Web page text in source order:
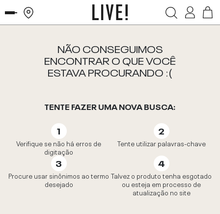
NÃO CONSEGUIMOS
ENCONTRAR O QUE VOCÊ
ESTAVA PROCURANDO :(
TENTE FAZER UMA NOVA BUSCA:
Verifique se não há erros de
digitação
Tente utilizar palavras-chave
Procure usar sinônimos ao termo
desejado
Talvez o produto tenha esgotado
ou esteja em processo de
atualização no site